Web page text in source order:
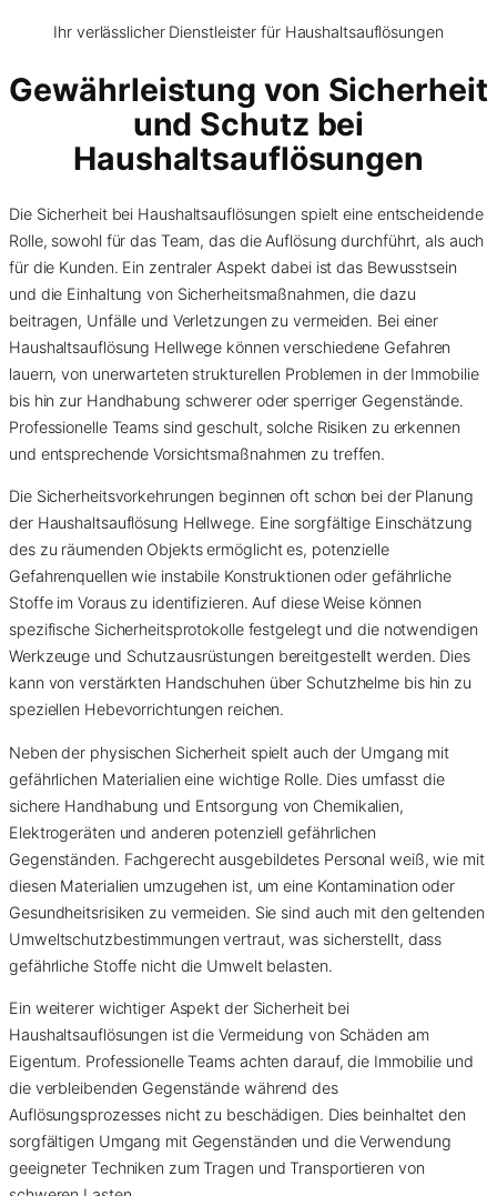
Ihr verlässlicher Dienstleister für Haushaltsauflösungen
Gewährleistung von Sicherheit
und Schutz bei
Haushaltsauflösungen
Die Sicherheit bei Haushaltsauflösungen spielt eine entscheidende
Rolle, sowohl für das Team, das die Auflösung durchführt, als auch
für die Kunden. Ein zentraler Aspekt dabei ist das Bewusstsein
und die Einhaltung von Sicherheitsmaßnahmen, die dazu
beitragen, Unfälle und Verletzungen zu vermeiden. Bei einer
Haushaltsauflösung Hellwege können verschiedene Gefahren
lauern, von unerwarteten strukturellen Problemen in der Immobilie
bis hin zur Handhabung schwerer oder sperriger Gegenstände.
Professionelle Teams sind geschult, solche Risiken zu erkennen
und entsprechende Vorsichtsmaßnahmen zu treffen.
Die Sicherheitsvorkehrungen beginnen oft schon bei der Planung
der Haushaltsauflösung Hellwege. Eine sorgfältige Einschätzung
des zu räumenden Objekts ermöglicht es, potenzielle
Gefahrenquellen wie instabile Konstruktionen oder gefährliche
Stoffe im Voraus zu identifizieren. Auf diese Weise können
spezifische Sicherheitsprotokolle festgelegt und die notwendigen
Werkzeuge und Schutzausrüstungen bereitgestellt werden. Dies
kann von verstärkten Handschuhen über Schutzhelme bis hin zu
speziellen Hebevorrichtungen reichen.
Neben der physischen Sicherheit spielt auch der Umgang mit
gefährlichen Materialien eine wichtige Rolle. Dies umfasst die
sichere Handhabung und Entsorgung von Chemikalien,
Elektrogeräten und anderen potenziell gefährlichen
Gegenständen. Fachgerecht ausgebildetes Personal weiß, wie mit
diesen Materialien umzugehen ist, um eine Kontamination oder
Gesundheitsrisiken zu vermeiden. Sie sind auch mit den geltenden
Umweltschutzbestimmungen vertraut, was sicherstellt, dass
gefährliche Stoffe nicht die Umwelt belasten.
Ein weiterer wichtiger Aspekt der Sicherheit bei
Haushaltsauflösungen ist die Vermeidung von Schäden am
Eigentum. Professionelle Teams achten darauf, die Immobilie und
die verbleibenden Gegenstände während des
Auflösungsprozesses nicht zu beschädigen. Dies beinhaltet den
sorgfältigen Umgang mit Gegenständen und die Verwendung
geeigneter Techniken zum Tragen und Transportieren von